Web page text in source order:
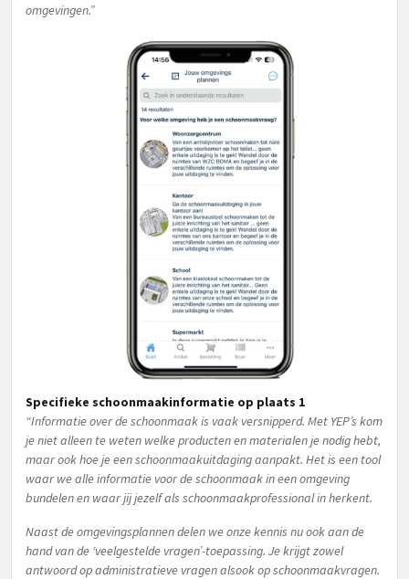
omgevingen.”
Specifieke schoonmaakinformatie op plaats 1
“Informatie over de schoonmaak is vaak versnipperd. Met YEP’s kom
je niet alleen te weten welke producten en materialen je nodig hebt,
maar ook hoe je een schoonmaakuitdaging aanpakt. Het is een tool
waar we alle informatie voor de schoonmaak in een omgeving
bundelen en waar jij jezelf als schoonmaakprofessional in herkent.
Naast de omgevingsplannen delen we onze kennis nu ook aan de
hand van de ‘veelgestelde vragen’-toepassing. Je krijgt zowel
antwoord op administratieve vragen alsook op schoonmaakvragen.